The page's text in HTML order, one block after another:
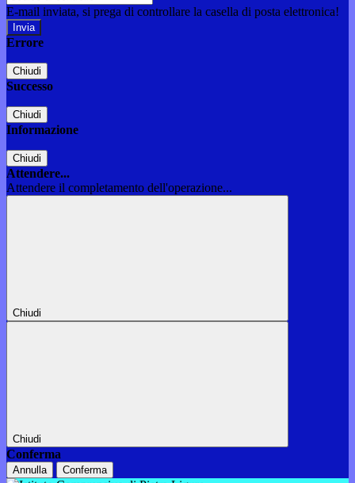
E-mail inviata, si prega di controllare la casella di posta elettronica!
Errore
Chiudi
Successo
Chiudi
Informazione
Chiudi
Attendere...
Attendere il completamento dell'operazione...
Chiudi
Chiudi
Conferma
Annulla Conferma